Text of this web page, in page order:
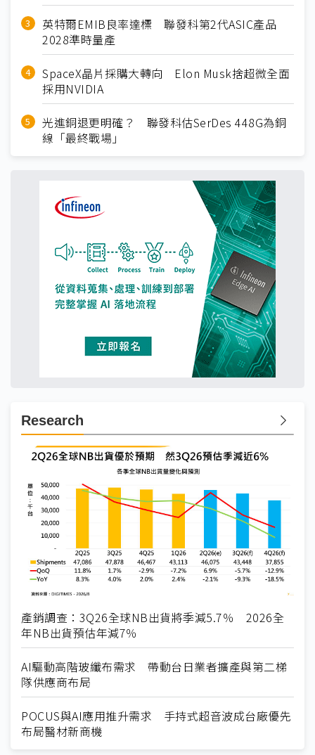
英特爾EMIB良率達標 聯發科第2代ASIC產品
2028準時量產
SpaceX晶片採購大轉向 Elon Musk捨超微全面
採用NVIDIA
光進銅退更明確？ 聯發科估SerDes 448G為銅
線「最終戰場」
Research
產銷調查：3Q26全球NB出貨將季減5.7％ 2026全
年NB出貨預估年減7％
AI驅動高階玻纖布需求 帶動台日業者擴產與第二梯
隊供應商布局
POCUS與AI應用推升需求 手持式超音波成台廠優先
布局醫材新商機